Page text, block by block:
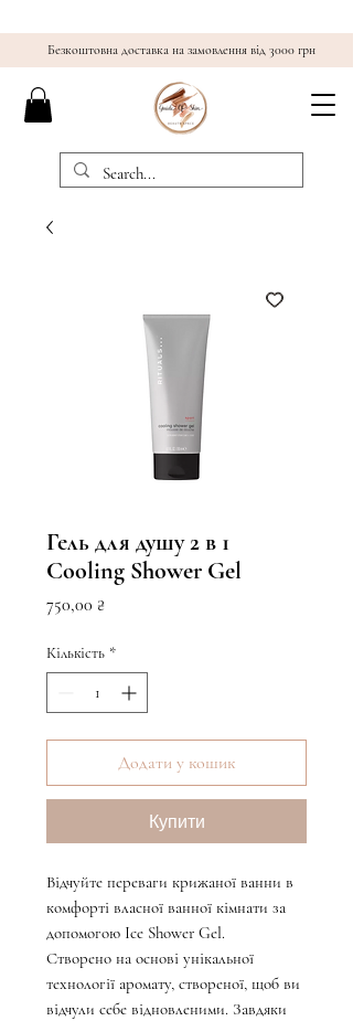
Безкоштовна доставка на замовлення від 3000 грн
Гель для душу 2 в 1
Cooling Shower Gel
750,00 ₴
Кількість *
Додати у кошик
Купити
Відчуйте переваги крижаної ванни в
комфорті власної ванної кімнати за
допомогою Ice Shower Gel.
Створено на основі унікальної
технології аромату, створеної, щоб ви
відчули себе відновленими. Завдяки